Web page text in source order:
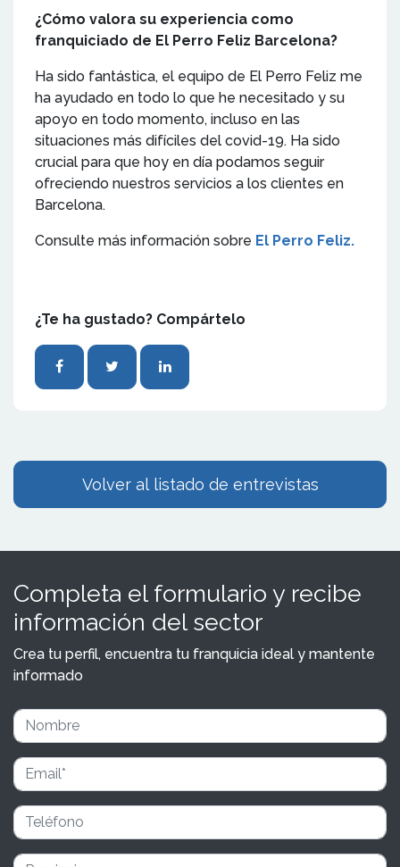
¿Cómo valora su experiencia como
franquiciado de El Perro Feliz Barcelona?
Ha sido fantástica, el equipo de El Perro Feliz me
ha ayudado en todo lo que he necesitado y su
apoyo en todo momento, incluso en las
situaciones más difíciles del covid-19. Ha sido
crucial para que hoy en día podamos seguir
ofreciendo nuestros servicios a los clientes en
Barcelona.
Consulte más información sobre El Perro Feliz.
¿Te ha gustado? Compártelo
Volver al listado de entrevistas
Completa el formulario y recibe
información del sector
Crea tu perfil, encuentra tu franquicia ideal y mantente
informado